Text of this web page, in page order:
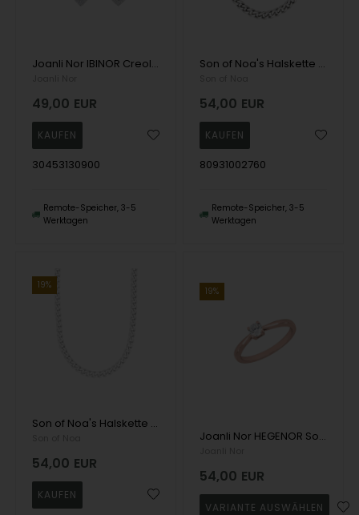
Joanli Nor IBINOR Creole mit Herzanhänger und weißem Zirkon aus rhodiniertem Silber
49,00 EUR
30453130900
Remote-Speicher, 3-5
Werktagen
Son of Noa's Halskette aus glänzendem Stahl
54,00 EUR
80931002760
Remote-Speicher, 3-5
Werktagen
19%
Son of Noa's Halskette aus gebürstetem Stahl
54,00 EUR
19%
Joanli Nor HEGENOR Solitärring aus rosévergoldetem Sterlingsilber mit 4 gefassten schönen Zirkonias
54,00 EUR